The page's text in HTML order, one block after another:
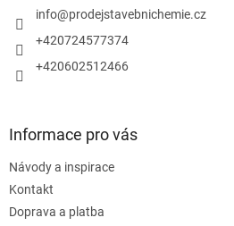
info@prodejstavebnichemie.cz
+420724577374
+420602512466
Informace pro vás
Návody a inspirace
Kontakt
Doprava a platba